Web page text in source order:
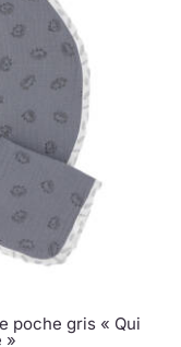
poche gris « Qui
»